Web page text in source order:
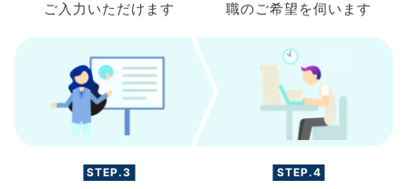
ご入力 いただけます
職のご希望を伺います
STEP.3 STEP.4